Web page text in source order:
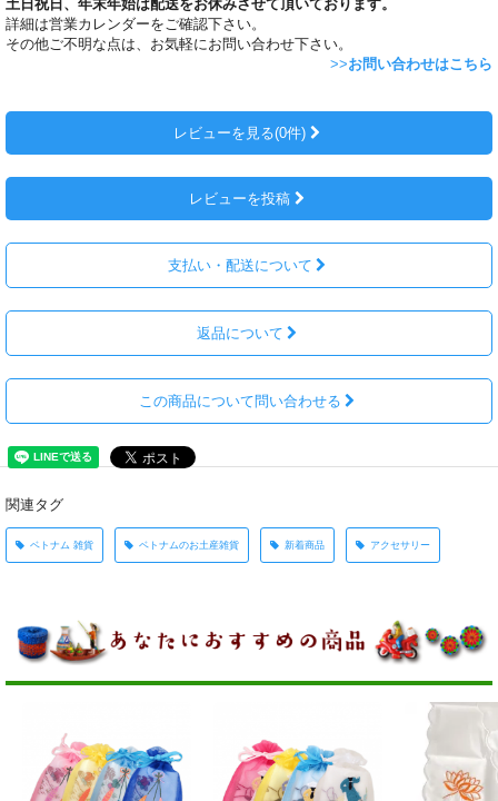
土日祝日、年末年始は配送をお休みさせて頂いております。
詳細は営業カレンダーをご確認下さい。
その他ご不明な点は、お気軽にお問い合わせ下さい。
>>お問い合わせはこちら
レビューを見る(0件)
レビューを投稿
支払い・配送について
返品について
この商品について問い合わせる
関連タグ
ベトナム 雑貨 ベトナムのお土産雑貨 新着商品 アクセサリー